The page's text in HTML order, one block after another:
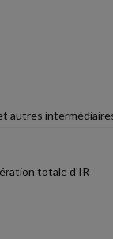
autres
totale d'IR